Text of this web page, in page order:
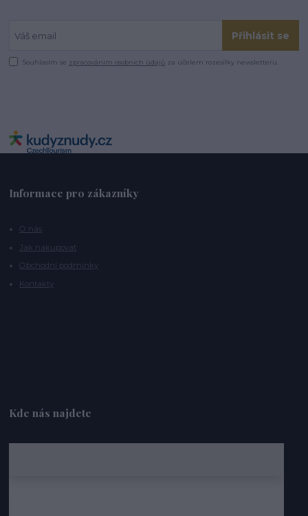
Přihlásit se
Souhlasím se zpracováním osobních údajů za účelem rozesílky newsletteru.
Informace pro zákazníky
O nás
Jak nakupovat
Obchodní podmínky
Kontakty
Kde nás najdete